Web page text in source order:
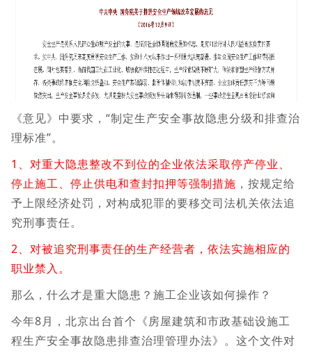
《意见》中要求，“制定生产安全事故隐患分级和排查治
理标准”。
1、 对重大隐患整改不到位的企业依法采取停产停业、
停止施工、停止供电和查封扣押等强制措施 ，按规定给
予上限经济处罚，对构成犯罪的要移交司法机关依法追
究刑事责任。
2、对被追究刑事责任的生产经营者，依法实施相应的
职业禁入。
那么，什么才是重大隐患？施工企业该如何操作？
今年8月，北京出台首个《房屋建筑和市政基础设施工
程生产安全事故隐患排查治理管理办法》。这个文件对